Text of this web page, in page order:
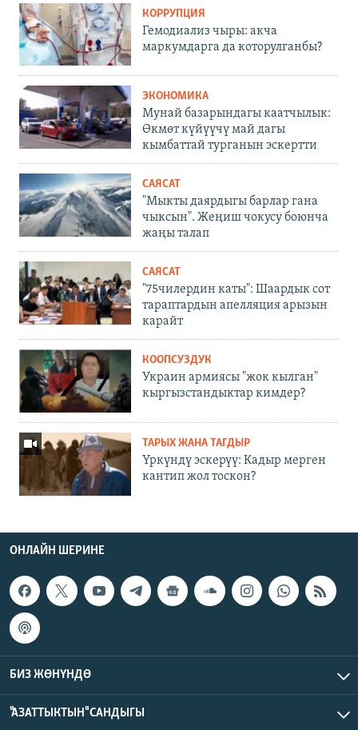
КОРРУПЦИЯ
Гемодиализ чыры: акча
маркумдарга да которулганбы?
ЭКОНОМИКА
Мунай базарындагы каатчылык:
Өкмөт күйүүчү май дагы
кымбаттай турганын эскертти
САЯСАТ
"Мыкты даярдыгы барлар гана
чыксын". Жеңиш чокусу боюнча
жаңы талап
САЯСАТ
"75чилердин каты": Шаардык сот
тараптардын апелляция арызын
карайт
КООПСУЗДУК
Украин армиясы "жок кылган"
кыргызстандыктар кимдер?
ТАРЫХ ЖАНА ТАГДЫР
Үркүндү эскерүү: Кадыр мерген
кантип жол тоскон?
ОНЛАЙН ШЕРИНЕ
БИЗ ЖӨНҮНДӨ
"АЗАТТЫКТЫН" САНДЫГЫ